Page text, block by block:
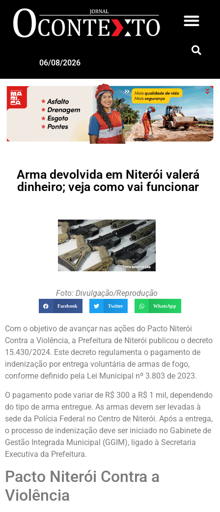
06/08/2026
Arma devolvida em Niterói valerá
dinheiro; veja como vai funcionar
Foto: Divulgação/Reprodução
Facebook Twitter WhatsApp
Com o objetivo de avançar nas ações do Pacto Niterói
Contra a Violência, a Prefeitura de Niterói publicou o decreto
15.430/2024. Este decreto regulamenta o pagamento de
indenização por entrega voluntária de armas de fogo,
conforme definido pela Lei Municipal nº 3.803 de 2023.
O pagamento pode variar de R$ 300 a R$ 1 mil, dependendo
do tipo de arma entregue. As armas devem ser levadas à
sede da Polícia Federal no Centro de Niterói. Após a entrega,
o processo de indenização deve ser iniciado no Gabinete de
Gestão Integrada Municipal (GGIM), ligado à Secretaria
Executiva da Prefeitura.
Pacto Niterói Contra a
Violência